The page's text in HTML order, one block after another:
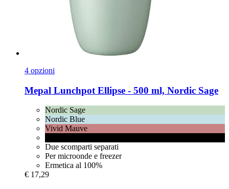
4 opzioni
Mepal Lunchpot Ellipse -​ 500 ml, Nordic Sage
Nordic Sage
Nordic Blue
Vivid Mauve
Due scomparti separati
Per microonde e freezer
Ermetica al 100%
€ 17,29